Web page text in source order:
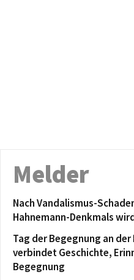
Melder
Nach Vandalismus-
Hahnemann-Denkmals
Tag der Begegnung an
verbindet Geschichte,
Begegnung